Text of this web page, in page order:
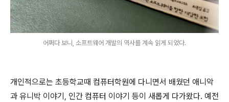
어쩌다 보니, 소프트웨어 개발의 역사를 계속 읽게 되었다.
개인적으로는 초등학교때 컴퓨터학원에 다니면서 배웠던 애니악
과 유니박 이야기, 인간 컴퓨터 이야기 등이 새롭게 다가왔다. 예전